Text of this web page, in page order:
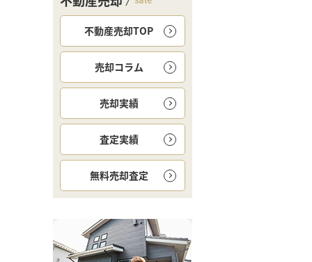
不動産売却TOP
売却コラム
売却実績
査定実績
無料売却査定